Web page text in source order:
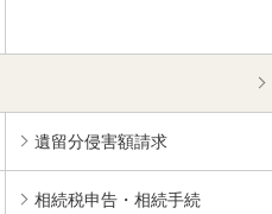
遺留分侵害額請求
相続税申告・相続手続